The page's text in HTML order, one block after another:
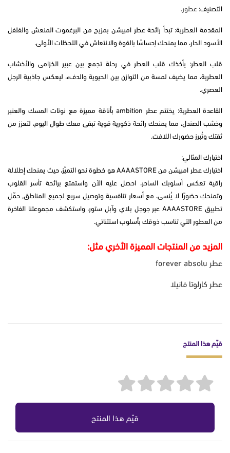
التصنيف:عطور.
المقدمة العطرية: تبدأ رائحة عطر امبيشن بمزيج من البرغموت المنعش والفلفل
الأسود الحار، مما يمنحك إحساسًا بالقوة والانتعاش في اللحظات الأولى.
قلب العطر: يأخذك قلب العطر في رحلة تجمع بين عبير الخزامى والأخشاب
العطرية، مما يضيف لمسة من التوازن بين الحيوية والدفء، ليعكس جاذبية الرجل
العصري.
القاعدة العطرية: يختتم عطر ambition بأناقة مميزة مع نوتات المسك والعنبر
وخشب الصندل، مما يمنحك رائحة ذكورية قوية تبقى معك طوال اليوم، لتعزز من
ثقتك وتُبرز حضورك اللافت.
اختيارك المثالي:
اختيارك عطر امبيشن من AAAASTORE هو خطوة نحو التميّز، حيث يمنحك إطلالة
راقية تعكس أسلوبك الساحر، احصل عليه الآن واستمتع برائحة تأسر القلوب
وتمنحكِ حضورًا لا يُنسى، مع أسعار تنافسية وتوصيل سريع لجميع المناطق, حمّل
تطبيق AAAASTORE عبر جوجل بلاي وآبل ستور، واستكشف مجموعتنا الفاخرة
من العطور التي تناسب ذوقك بأسلوب استثنائي.
المزيد من المنتجات المميزة الأخري مثل:
عطر forever absolu
عطر كارلوتا فانيلا
قيّم هذا المنتج
قيّم هذا المنتج